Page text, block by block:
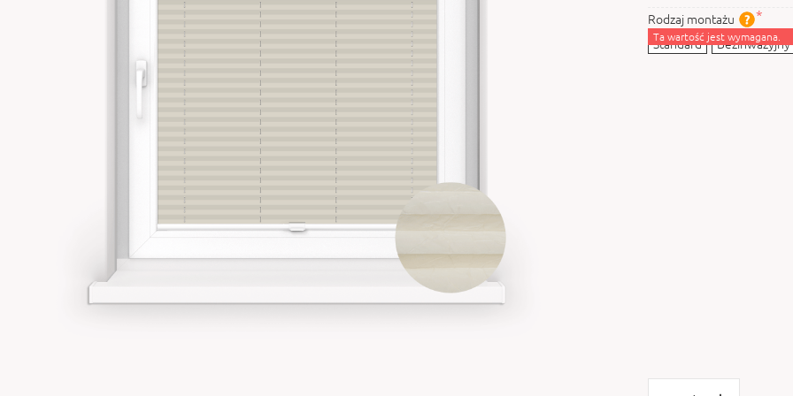
Rodzaj montażu
Standard
Bezinwazyjny
Ta wartość jest wymagana.